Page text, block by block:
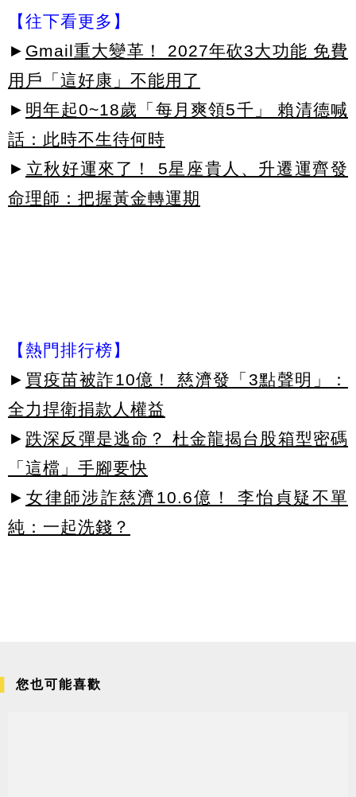
【往下看更多】
► Gmail重大變革！ 2027年砍3大功能 免費
用戶「這好康」不能用了
► 明年起0~18歲「每月爽領5千」 賴清德喊
話：此時不生待何時
► 立秋好運來了！ 5星座貴人、升遷運齊發
命理師：把握黃金轉運期
【熱門排行榜】
► 買疫苗被詐10億！ 慈濟發「3點聲明」：
全力捍衛捐款人權益
► 跌深反彈是逃命？ 杜金龍揭台股箱型密碼
「這檔」手腳要快
► 女律師涉詐慈濟10.6億！ 李怡貞疑不單
純：一起洗錢？
您也可能喜歡